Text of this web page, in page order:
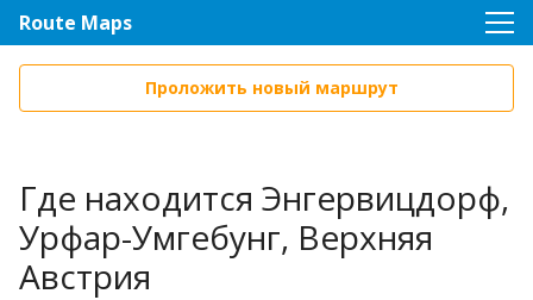
Route Maps
Проложить новый маршрут
Где находится Энгервицдорф,
Урфар-Умгебунг, Верхняя
Австрия